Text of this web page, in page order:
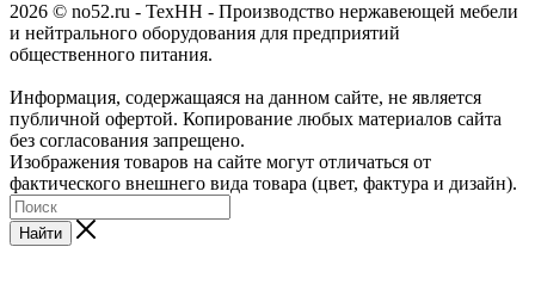
2026 © no52.ru - ТехНН - Производство нержавеющей мебели
и нейтрального оборудования для предприятий
общественного питания.
Информация, содержащаяся на данном сайте, не является
публичной офертой. Копирование любых материалов сайта
без согласования запрещено.
Изображения товаров на сайте могут отличаться от
фактического внешнего вида товара (цвет, фактура и дизайн).
Найти